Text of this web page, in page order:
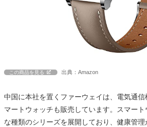
この商品を見る 出典：Amazon
中国に本社を置くファーウェイは、電気通
マートウォッチも販売しています。スマー
な種類のシリーズを展開しており、健康管